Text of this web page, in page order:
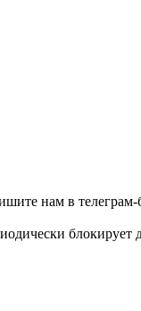
нам в
блокирует